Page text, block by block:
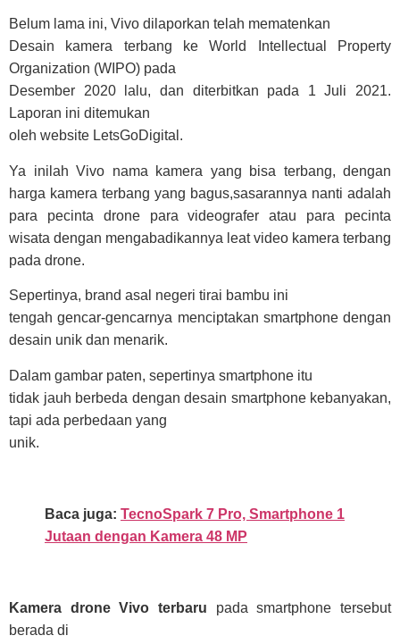
Belum lama ini, Vivo dilaporkan telah mematenkan
Desain kamera terbang ke World Intellectual Property
Organization (WIPO) pada
Desember 2020 lalu, dan diterbitkan pada 1 Juli 2021.
Laporan ini ditemukan
oleh website LetsGoDigital.
Ya inilah Vivo nama kamera yang bisa terbang, dengan
harga kamera terbang yang bagus,sasarannya nanti adalah
para pecinta drone para videografer atau para pecinta
wisata dengan mengabadikannya leat video kamera terbang
pada drone.
Sepertinya, brand asal negeri tirai bambu ini
tengah gencar-gencarnya menciptakan smartphone dengan
desain unik dan menarik.
Dalam gambar paten, sepertinya smartphone itu
tidak jauh berbeda dengan desain smartphone kebanyakan,
tapi ada perbedaan yang
unik.
Baca juga: TecnoSpark 7 Pro, Smartphone 1
Jutaan dengan Kamera 48 MP
Kamera drone Vivo terbaru pada smartphone tersebut
berada di